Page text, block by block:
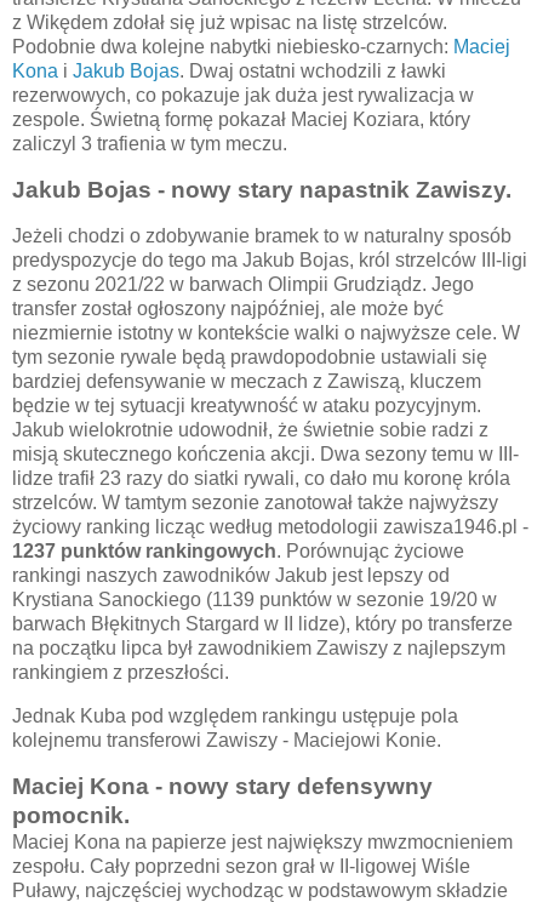
z Wikędem zdołał się już wpisac na listę strzelców.
Podobnie dwa kolejne nabytki niebiesko-czarnych: Maciej
Kona i Jakub Bojas. Dwaj ostatni wchodzili z ławki
rezerwowych, co pokazuje jak duża jest rywalizacja w
zespole. Świetną formę pokazał Maciej Koziara, który
zaliczyl 3 trafienia w tym meczu.
Jakub Bojas - nowy stary napastnik Zawiszy.
Jeżeli chodzi o zdobywanie bramek to w naturalny sposób
predyspozycje do tego ma Jakub Bojas, król strzelców III-ligi
z sezonu 2021/22 w barwach Olimpii Grudziądz. Jego
transfer został ogłoszony najpóźniej, ale może być
niezmiernie istotny w kontekście walki o najwyższe cele. W
tym sezonie rywale będą prawdopodobnie ustawiali się
bardziej defensywanie w meczach z Zawiszą, kluczem
będzie w tej sytuacji kreatywność w ataku pozycyjnym.
Jakub wielokrotnie udowodnił, że świetnie sobie radzi z
misją skutecznego kończenia akcji. Dwa sezony temu w III-
lidze trafił 23 razy do siatki rywali, co dało mu koronę króla
strzelców. W tamtym sezonie zanotował także najwyższy
życiowy ranking licząc według metodologii zawisza1946.pl -
1237 punktów rankingowych. Porównując życiowe
rankingi naszych zawodników Jakub jest lepszy od
Krystiana Sanockiego (1139 punktów w sezonie 19/20 w
barwach Błękitnych Stargard w II lidze), który po transferze
na początku lipca był zawodnikiem Zawiszy z najlepszym
rankingiem z przeszłości.
Jednak Kuba pod względem rankingu ustępuje pola
kolejnemu transferowi Zawiszy - Maciejowi Konie.
Maciej Kona - nowy stary defensywny
pomocnik.
Maciej Kona na papierze jest największy mwzmocnieniem
zespołu. Cały poprzedni sezon grał w II-ligowej Wiśle
Puławy, najczęściej wychodząc w podstawowym składzie